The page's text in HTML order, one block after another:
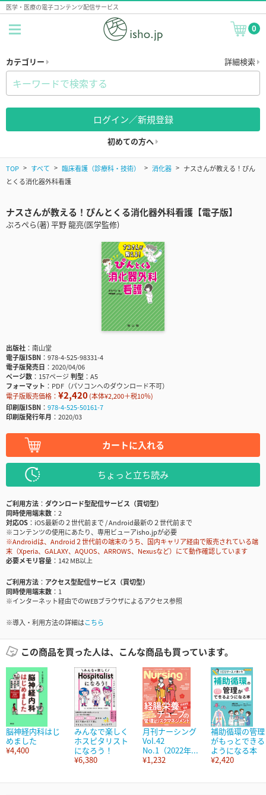
医学・医療の電子コンテンツ配信サービス
0
カテゴリー 詳細検索
ログイン／新規登録
初めての方へ
TOP すべて 臨床看護（診療科・技術） 消化器
ナスさんが教える！ぴん
とくる消化器外科看護
ナスさんが教える！ぴんとくる消化器外科看護【電子版】
ぷろぺら(著) 平野 龍亮(医学監修)
出版社
南山堂
電子版ISBN
978-4-525-98331-4
電子版発売日
2020/04/06
ページ数
157ページ判型
A5
フォーマット
PDF（パソコンへのダウンロード不可）
電子版販売価格： ¥2,420(本体¥2,200＋税10％)
印刷版ISBN
978-4-525-50161-7
印刷版発行年月
2020/03
カートに入れる
ちょっと立ち読み
ご利用方法
ダウンロード型配信サービス（買切型）
同時使用端末数
2
対応OS
iOS最新の２世代前まで / Android最新の２世代前まで
※コンテンツの使用にあたり、専用ビューアisho.jpが必要
※Androidは、Android２世代前の端末のうち、国内キャリア経由で販売されている端
末（Xperia、GALAXY、AQUOS、ARROWS、Nexusなど）にて動作確認しています
必要メモリ容量
142 MB以上
ご利用方法
アクセス型配信サービス（買切型）
同時使用端末数
1
※インターネット経由でのWEBブラウザによるアクセス参照
※導入・利用方法の詳細はこちら
この商品を買った人は、こんな商品も買っています。
脳神経内科はじ
めました
¥4,400
みんなで楽しく
ホスピタリスト
になろう！
¥6,380
月刊ナーシング
Vol.42
No.1（2022年...
¥1,232
補助循環の管理
がもっとできる
ようになる本
¥2,420